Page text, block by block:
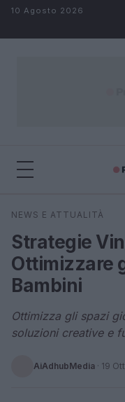
Salta al contenuto
10 Agosto 2026
Cerca
NEWS E ATTUALITÀ
Strategie
Ottimizzare
Bambini
Ottimizza gli spazi
soluzioni creative e
AiAdhubMedia · 19